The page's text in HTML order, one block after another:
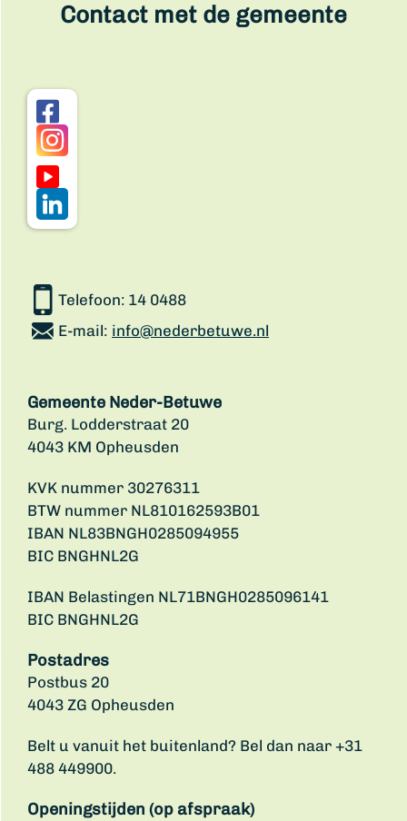
Contact met de gemeente
Telefoon: 14 0488
E-mail: info@nederbetuwe.nl
Gemeente Neder-Betuwe
Burg. Lodderstraat 20
4043 KM Opheusden
KVK nummer 30276311
BTW nummer NL810162593B01
IBAN NL83BNGH0285094955
BIC BNGHNL2G
IBAN Belastingen NL71BNGH0285096141
BIC BNGHNL2G
Postadres
Postbus 20
4043 ZG Opheusden
Belt u vanuit het buitenland? Bel dan naar +31
488 449900.
Openingstijden (op afspraak)